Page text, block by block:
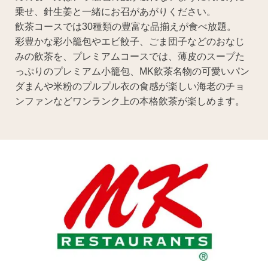
乗せ、針生姜と一緒にお召があがりください。
飲茶コースでは30種類の豊富な品揃えが食べ放題。
彩豊かな彩小籠包やエビ餃子、ごま団子などのおなじ
みの飲茶を、プレミアムコースでは、薄皮のスープた
っぷりのプレミアム小籠包、MK飲茶名物の可愛いパン
ダまんや米粉のプルプル衣の食感が楽しい海老のチョ
ンファンなどワンランク上の本格飲茶が楽しめます。